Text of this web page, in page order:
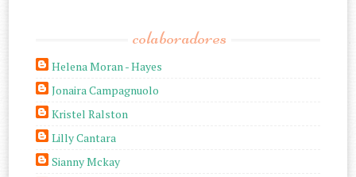
colaboradores
Helena Moran - Hayes
Jonaira Campagnuolo
Kristel Ralston
Lilly Cantara
Sianny Mckay